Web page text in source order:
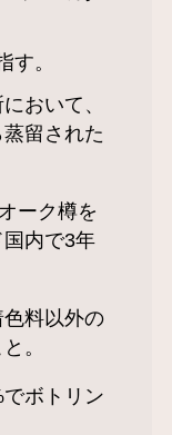
す。
おいて、
留された
ーク樽を
内で3年
料以外の
。
ボトリン